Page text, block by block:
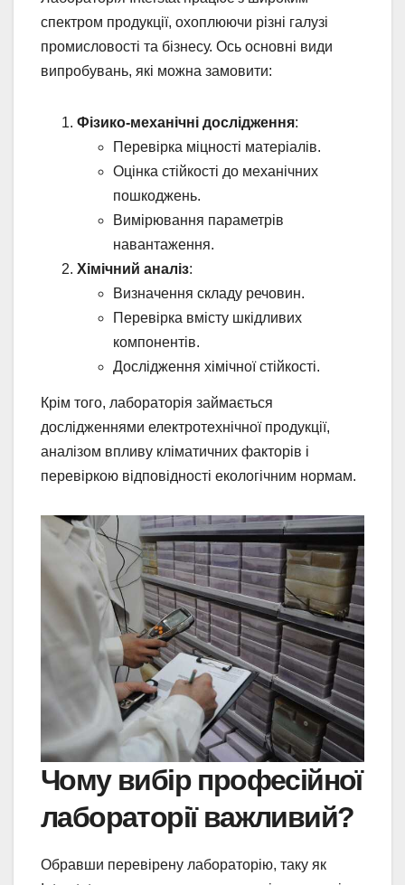
спектром продукції, охоплюючи різні галузі
промисловості та бізнесу. Ось основні види
випробувань, які можна замовити:
Фізико-механічні дослідження:
Перевірка міцності матеріалів.
Оцінка стійкості до механічних
пошкоджень.
Вимірювання параметрів
навантаження.
Хімічний аналіз:
Визначення складу речовин.
Перевірка вмісту шкідливих
компонентів.
Дослідження хімічної стійкості.
Крім того, лабораторія займається
дослідженнями електротехнічної продукції,
аналізом впливу кліматичних факторів і
перевіркою відповідності екологічним нормам.
Чому вибір професійної
лабораторії важливий?
Обравши перевірену лабораторію, таку як